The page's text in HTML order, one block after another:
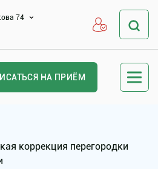
74
НА ПРИЁМ
коррекция перегородки